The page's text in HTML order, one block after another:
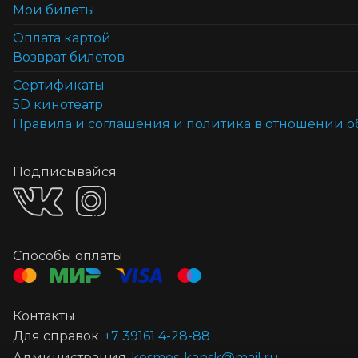
Мои билеты
Оплата картой
Возврат билетов
Cертификаты
5D кинотеатр
Правила и соглашения и политика в отношении
Подписывайся
Способы оплаты
Контакты
Для справок +7 39161 4-28-88